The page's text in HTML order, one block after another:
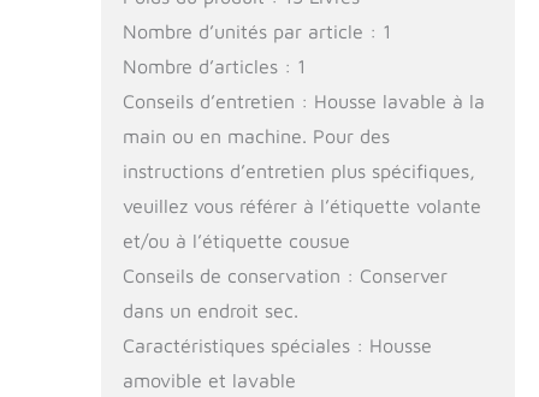
Nombre d’unités par article : 1
Nombre d’articles : 1
Conseils d’entretien : Housse lavable à la
main ou en machine. Pour des
instructions d’entretien plus spécifiques,
veuillez vous référer à l’étiquette volante
et/ou à l’étiquette cousue
Conseils de conservation : Conserver
dans un endroit sec.
Caractéristiques spéciales : Housse
amovible et lavable